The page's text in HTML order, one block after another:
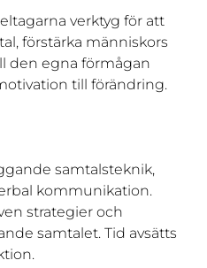
verktyg för att
förstärka människors
den egna förmågan
till förändring.
samtalsteknik,
kommunikation.
strategier och
samtalet. Tid avsätts